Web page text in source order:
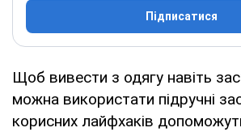
Підписатися
Щоб вивести з одягу навіть
можна використати підручні
корисних лайфхаків